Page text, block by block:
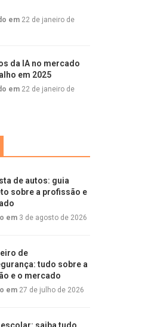
em 22 de janeiro de
da IA no mercado
em 2025
em 22 de janeiro de
de autos: guia
sobre a profissão e
em 3 de agosto de 2026
de
tudo sobre a
e o mercado
em 27 de julho de 2026